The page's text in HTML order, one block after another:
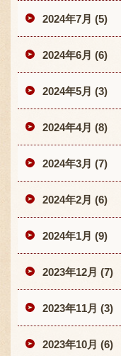
2024年7月 (5)
2024年6月 (6)
2024年5月 (3)
2024年4月 (8)
2024年3月 (7)
2024年2月 (6)
2024年1月 (9)
2023年12月 (7)
2023年11月 (3)
2023年10月 (6)